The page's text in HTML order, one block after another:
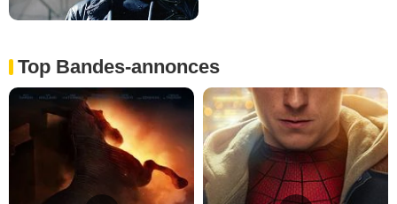
Top Bandes-annonces